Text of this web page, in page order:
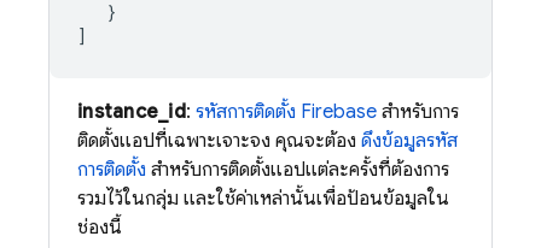
}
]
instance_id: รหัสการติดตั้ง Firebaseสำหรับการ
ติดตั้งแอปที่เฉพาะเจาะจง คุณจะต้อง ดึงข้อมูลรหัส
การติดตั้ง สำหรับการติดตั้งแอปแต่ละครั้งที่ต้องการ
รวมไว้ในกลุ่ม และใช้ค่าเหล่านั้นเพื่อป้อนข้อมูลใน
ช่องนี้